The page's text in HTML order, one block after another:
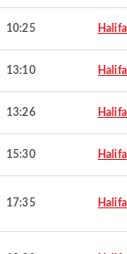
10:25
13:10
13:26
15:30
17:35